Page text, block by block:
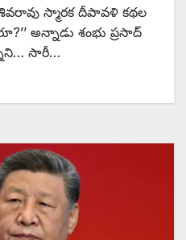
స్మారక దీపావళి కథల
అన్నాడు శంభు ప్రసాద్‌
సారీ…